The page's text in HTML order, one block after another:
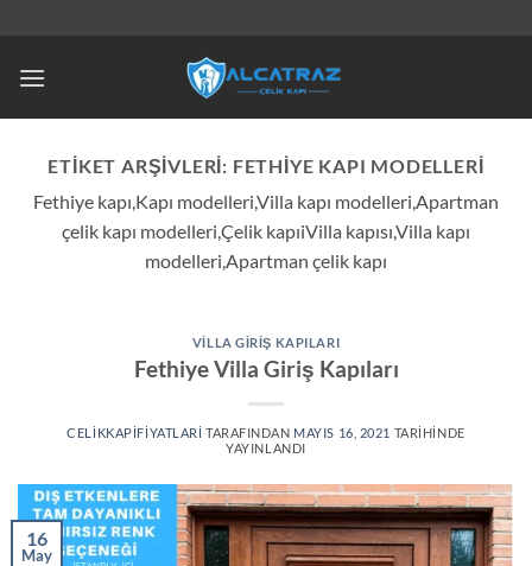
ETIKET ARŞIVLERI: FETHIYE KAPI MODELLERI
Fethiye kapı,Kapı modelleri,Villa kapı modelleri,Apartman
çelik kapı modelleri,Çelik kapıiVilla kapısı,Villa kapı
modelleri,Apartman çelik kapı
VILLA GIRIŞ KAPILARI
Fethiye Villa Giriş Kapıları
CELIKKAPIFIYATLARI TARAFINDAN MAYIS 16, 2021 TARIHINDE
YAYINLANDI
16
May